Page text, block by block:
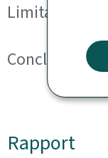
Limitations
Conclusion
Rapport